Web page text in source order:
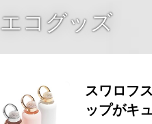
エコグッズ
スワロフ
ップがキ